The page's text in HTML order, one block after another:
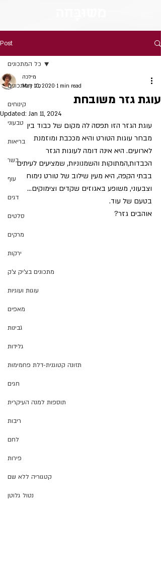
Post
כל המתכונים
קינוחים
טבעוני
בריאות
בשר
עוף
דגים
סלטים
מרקים
ירקות
מתכונים בצ'יק צ'ק
עוגות ועוגיות
מאפים
גבינות
גלידות
תזונה קטוגנית-דלת פחמימות
חגים
תוספות למנה העיקרית
ריבות
לחם
פירות
קטגוריה ללא שם
נטול גלוטן
כל המתכונים
עוגת גזר משובחת
מילכה
May 10, 2020 1 min read
Updated: Jan 11, 2024
עוגת הגזר הזו תפסה לה מקום של כבוד בין
מבחר עוגות הטורט והיא מככבת ומוזמנת
לארועים. היא אינה דומה לעוגות הגזר
הכבדות,המתוקות והשמנוניות, שמציעים לעיתים
בבתי הקפה, היא מעין שילוב של טורט נימוח
וצבעוני, משופע באגוזים שקדים וצימוקים...
בטעם של עוד.
אוהבים גזר?